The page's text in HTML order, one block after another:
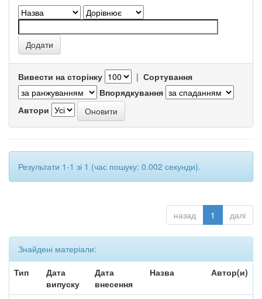
Вивести на сторінку | Сортування
Впорядкування
Автори
Результати 1-1 зі 1 (час пошуку: 0.002 секунди).
назад 1 далі
Знайдені матеріали:
Тип
Дата
випуску
Дата
внесення
Назва Автор(и)